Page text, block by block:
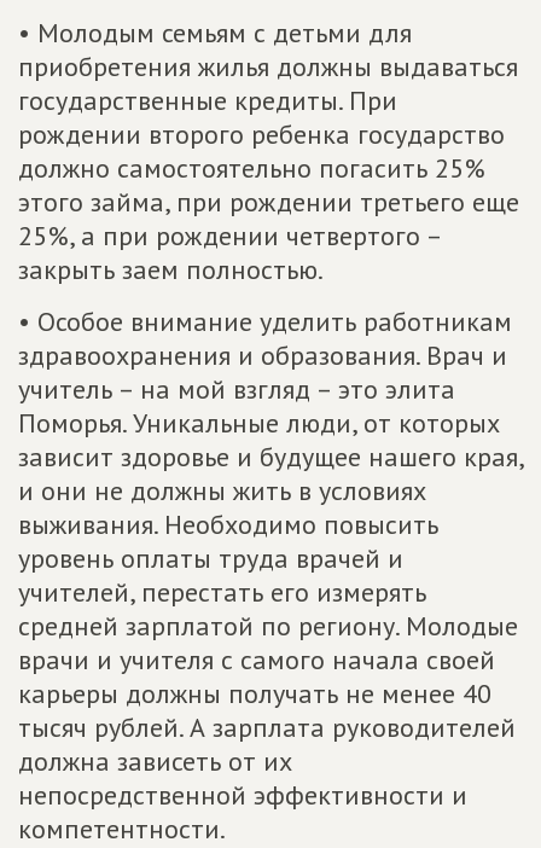
• Молодым семьям с детьми для
приобретения жилья должны выдаваться
государственные кредиты. При
рождении второго ребенка государство
должно самостоятельно погасить 25%
этого займа, при рождении третьего еще
25%, а при рождении четвертого –
закрыть заем полностью.
• Особое внимание уделить работникам
здравоохранения и образования. Врач и
учитель – на мой взгляд – это элита
Поморья. Уникальные люди, от которых
зависит здоровье и будущее нашего края,
и они не должны жить в условиях
выживания. Необходимо повысить
уровень оплаты труда врачей и
учителей, перестать его измерять
средней зарплатой по региону. Молодые
врачи и учителя с самого начала своей
карьеры должны получать не менее 40
тысяч рублей. А зарплата руководителей
должна зависеть от их
непосредственной эффективности и
компетентности.